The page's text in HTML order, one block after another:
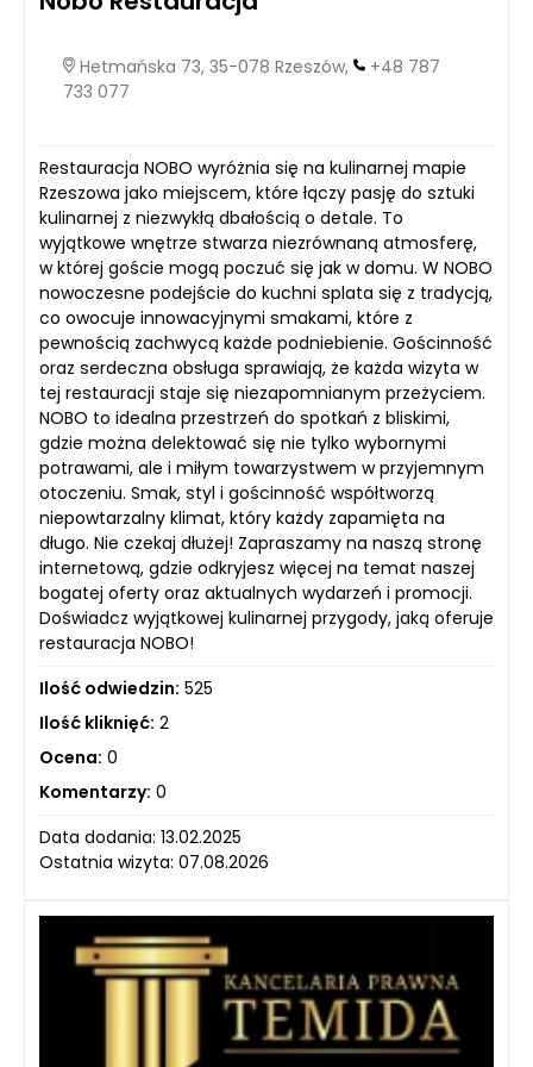
Hetmańska 73, 35-078 Rzeszów,
+48 787
733 077
Restauracja NOBO wyróżnia się na kulinarnej mapie
Rzeszowa jako miejscem, które łączy pasję do sztuki
kulinarnej z niezwykłą dbałością o detale. To
wyjątkowe wnętrze stwarza niezrównaną atmosferę,
w której goście mogą poczuć się jak w domu. W NOBO
nowoczesne podejście do kuchni splata się z tradycją,
co owocuje innowacyjnymi smakami, które z
pewnością zachwycą każde podniebienie. Gościnność
oraz serdeczna obsługa sprawiają, że każda wizyta w
tej restauracji staje się niezapomnianym przeżyciem.
NOBO to idealna przestrzeń do spotkań z bliskimi,
gdzie można delektować się nie tylko wybornymi
potrawami, ale i miłym towarzystwem w przyjemnym
otoczeniu. Smak, styl i gościnność współtworzą
niepowtarzalny klimat, który każdy zapamięta na
długo. Nie czekaj dłużej! Zapraszamy na naszą stronę
internetową, gdzie odkryjesz więcej na temat naszej
bogatej oferty oraz aktualnych wydarzeń i promocji.
Doświadcz wyjątkowej kulinarnej przygody, jaką oferuje
restauracja NOBO!
Ilość odwiedzin: 525
Ilość kliknięć: 2
Ocena: 0
Komentarzy: 0
Data dodania: 13.02.2025
Ostatnia wizyta: 07.08.2026